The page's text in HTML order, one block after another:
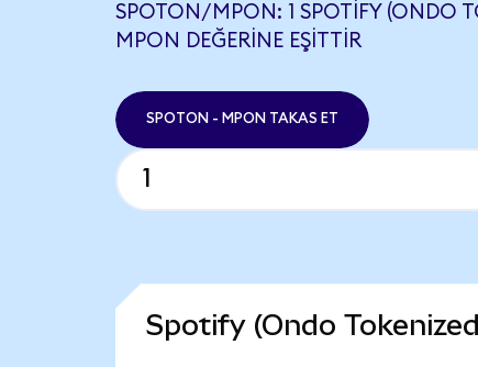
SPOTON/MPON: 1 SPOTIFY (ONDO
MPON DEĞERINE EŞITTIR
SPOTON - MPON TAKAS ET
Spotify (Ondo